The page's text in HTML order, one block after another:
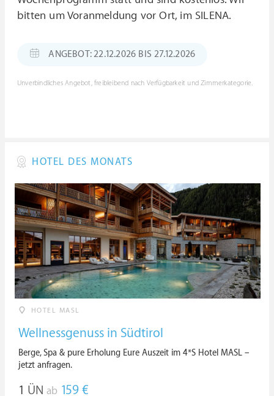
bitten um Voranmeldung vor Ort, im SILENA.
ANGEBOT: 22.12.2026 BIS 27.12.2026
Unverbindliches Angebot, freibleibend nach Verfügbarkeit und Zimmerkategorie.
HOTEL DES MONATS
HOTEL MASL
Wellnessgenuss in Südtirol
Berge, Spa & pure Erholung Eure Auszeit im 4*S Hotel MASL –
jetzt anfragen.
1 ÜN ab 159 €